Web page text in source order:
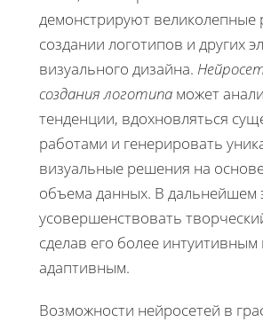
демонстрируют великолепные
создании логотипов и других
визуального дизайна.
создания логотипа может
тенденции, вдохновляться
работами и генерировать
визуальные решения на
объема данных. В дальнейшем
усовершенствовать
сделав его более интуитивным
адаптивным.
Возможности нейросетей в